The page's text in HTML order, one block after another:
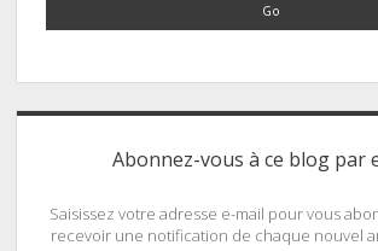
Abonnez-vous à ce blog par
Saisissez votre adresse e-mail pour vous
recevoir une notification de chaque nouvel